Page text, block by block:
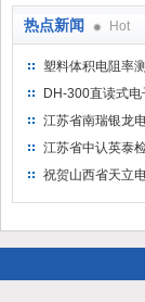
热点新闻 Hot
塑料体积电阻率
水利机械厂选用
DH-300直读式
省苏州市安信塑
江苏省南瑞银龙
然换气老化箱等
江苏省中认英泰
厂自然换气老化
祝贺山西省天立